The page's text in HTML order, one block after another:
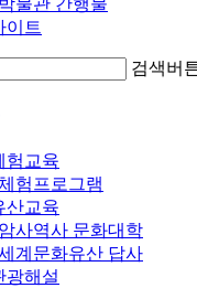
박물관 간행물
이트
검색버
험교육
험프로그램
산교육
암사역사 문화대학
계문화유산 답사
광해설